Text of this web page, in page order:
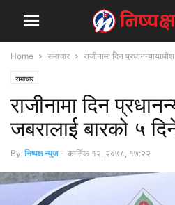
Home समाचार राजीनामा दिन
समाचार
राजीनामा दिन
जबरालाई बारको ५
By निष्पक्ष न्युज - कार्तिक १२, २०७८, १७:२२